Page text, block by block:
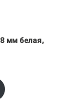
мм белая,